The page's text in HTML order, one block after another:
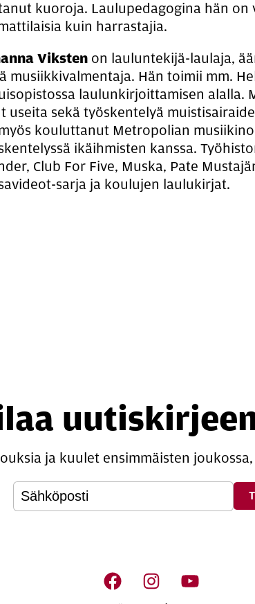
kuoroja. Laulupedagogina hän
kuin harrastajia.
Viksten on lauluntekijä-laulaja,
musiikkivalmentaja. Hän toimii mm.
laulunkirjoittamisen alalla.
useita sekä työskentelyä
kouluttanut Metropolian
ikäihmisten kanssa.
Club For Five, Muska, Pate
sarja ja koulujen laulukirjat.
ja kuulet ensimmäisten